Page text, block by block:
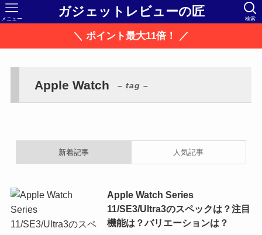
ガジェットレビューの匠 検索
メニュー
＼ ポイント最大11倍！ ／
Apple Watch – tag –
新着記事 人気記事
Apple Watch Series
11/SE3/Ultra3のスペックは？注目
機能は？バリエーションは？